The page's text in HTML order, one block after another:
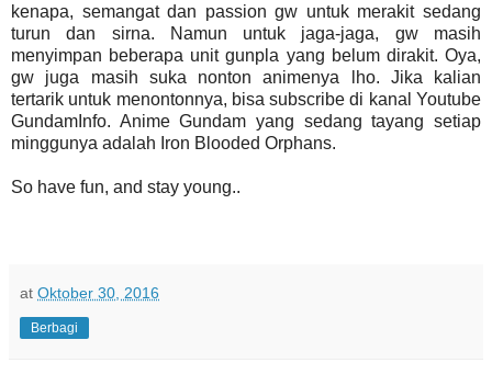
kenapa, semangat dan passion gw untuk merakit sedang
turun dan sirna. Namun untuk jaga-jaga, gw masih
menyimpan beberapa unit gunpla yang belum dirakit. Oya,
gw juga masih suka nonton animenya lho. Jika kalian
tertarik untuk menontonnya, bisa subscribe di kanal Youtube
GundamInfo. Anime Gundam yang sedang tayang setiap
minggunya adalah Iron Blooded Orphans.
So have fun, and stay young..
at Oktober 30, 2016
Berbagi